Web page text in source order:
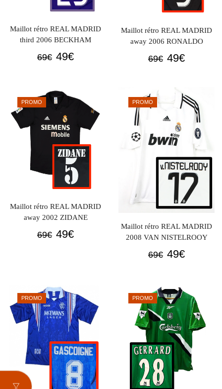
Maillot rétro REAL MADRID
third 2006 BECKHAM
69€ Le
était :
49€Le
49€.
Maillot rétro REAL MADRID
away 2006 RONALDO
69€ Le
était :
69€.
49€Le
est :
49€.
PROMO
Maillot rétro REAL MADRID
away 2002 ZIDANE
69€ Le
69€.
49€Le
PROMO
Maillot rétro REAL MADRID
2008 VAN NISTELROOY
69€ Le
était :
69€.
49€Le
est :
49€.
PROMO PROMO